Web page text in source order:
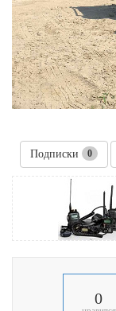
Подписки 0
0